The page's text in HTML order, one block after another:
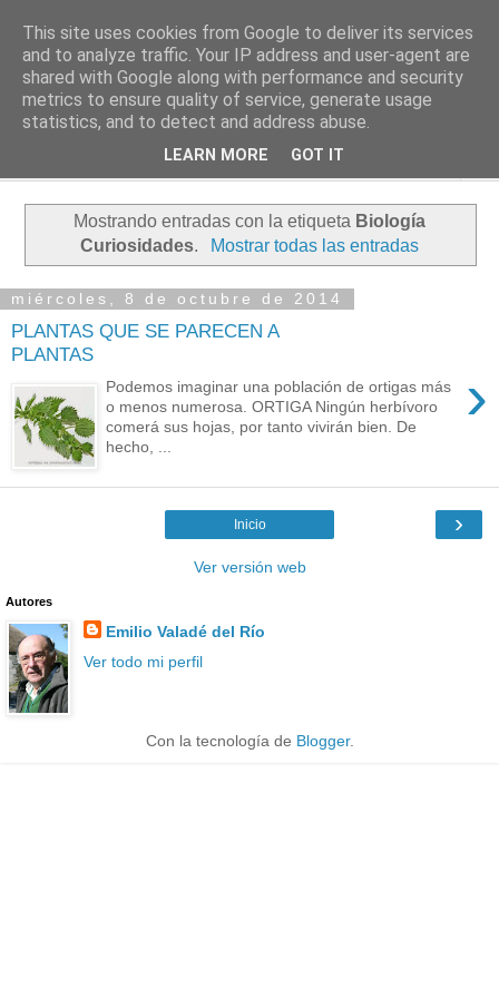
PASEANTE SILENCIOSO
Blog personal de Emilio Valadé del Río
Mostrando entradas con la etiqueta Biología
Curiosidades. Mostrar todas las entradas
miércoles, 8 de octubre de 2014
PLANTAS QUE SE PARECEN A
PLANTAS
›
Podemos imaginar una población de ortigas más
o menos numerosa. ORTIGA Ningún herbívoro
comerá sus hojas, por tanto vivirán bien. De
hecho, ...
›
Inicio
Ver versión web
Autores
Emilio Valadé del Río
Ver todo mi perfil
Con la tecnología de Blogger.
This site uses cookies from Google to deliver its services
and to analyze traffic. Your IP address and user-agent are
shared with Google along with performance and security
metrics to ensure quality of service, generate usage
statistics, and to detect and address abuse.
LEARN MORE GOT IT